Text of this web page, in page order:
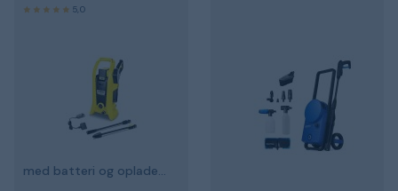
5,0
med batteri og oplader, 110 bar